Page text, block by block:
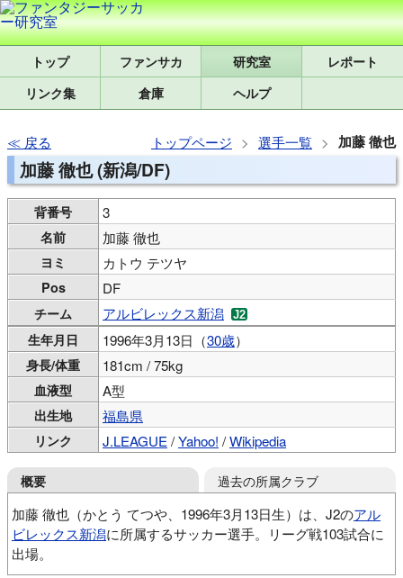
トップ 研究室
レポート
リンク集
倉庫 ヘルプ
戻る トップページ 選手一覧 加藤 徹也
加藤 徹也 (新潟/DF)
背番号 3
名前 加藤 徹也
ヨミ カトウ テツヤ
Pos DF
チーム アルビレックス新潟
生年月日 1996年3月13日（30歳）
身長/体重 181cm / 75kg
血液型 A型
出生地 福島県
リンク J.LEAGUE /Yahoo! /Wikipedia
概要
加藤 徹也（かとう てつや、1996年3月13日生）は、J2のアル
ビレックス新潟に所属するサッカー選手。リーグ戦103試合に
出場。
過去の所属クラブ